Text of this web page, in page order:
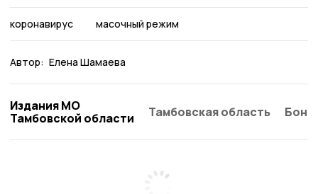
коронавирус масочный режим
Автор: Елена Шамаева
Издания МО
Тамбовской области
Тамбовская область